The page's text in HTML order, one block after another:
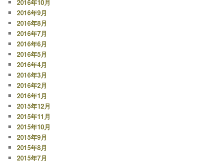
2016年10月
2016年9月
2016年8月
2016年7月
2016年6月
2016年5月
2016年4月
2016年3月
2016年2月
2016年1月
2015年12月
2015年11月
2015年10月
2015年9月
2015年8月
2015年7月